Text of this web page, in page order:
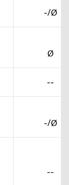
-/Ø
Ø
--
-/Ø
--